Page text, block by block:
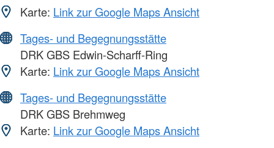
Karte: Link zur Google Maps Ansicht
Tages- und Begegnungsstätte
DRK GBS Edwin-Scharff-Ring
Karte: Link zur Google Maps Ansicht
Tages- und Begegnungsstätte
DRK GBS Brehmweg
Karte: Link zur Google Maps Ansicht